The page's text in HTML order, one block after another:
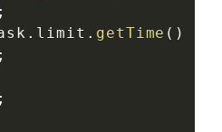
;
. limit . getTime ( )
;
;